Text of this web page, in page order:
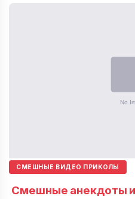
СМЕШНЫЕ ВИДЕО ПРИКОЛЫ
Смешные анекдоты и